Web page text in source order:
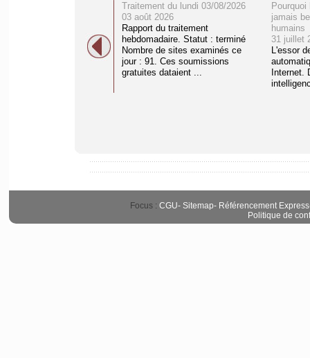
Traitement du lundi 03/08/2026
03 août 2026
Rapport du traitement
hebdomadaire. Statut : terminé
Nombre de sites examinés ce
jour : 91. Ces soumissions
gratuites dataient ...
jamais
humains
31 juillet
L'essor
Internet.
Focus : CGU- Sitemap- Référencement Express
Politique de